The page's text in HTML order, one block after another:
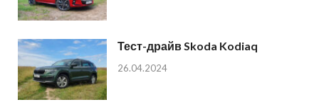
Тест-драйв Skoda Kodiaq
26.04.2024